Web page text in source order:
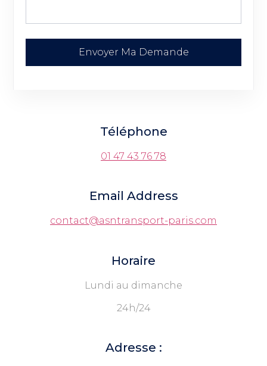
Envoyer Ma Demande
Téléphone
01 47 43 76 78
Email Address
contact@asntransport-paris.com
Horaire
Lundi au dimanche
24h/24
Adresse :